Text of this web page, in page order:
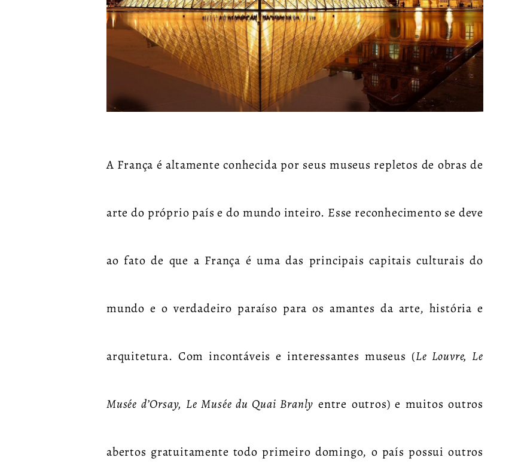
A França é altamente conhecida por seus museus repletos de obras de
arte do próprio país e do mundo inteiro. Esse reconhecimento se deve
ao fato de que a França é uma das principais capitais culturais do
mundo e o verdadeiro paraíso para os amantes da arte, história e
arquitetura. Com incontáveis e interessantes museus (Le Louvre, Le
Musée d’Orsay, Le Musée du Quai Branly entre outros) e muitos outros
abertos gratuitamente todo primeiro domingo, o país possui outros